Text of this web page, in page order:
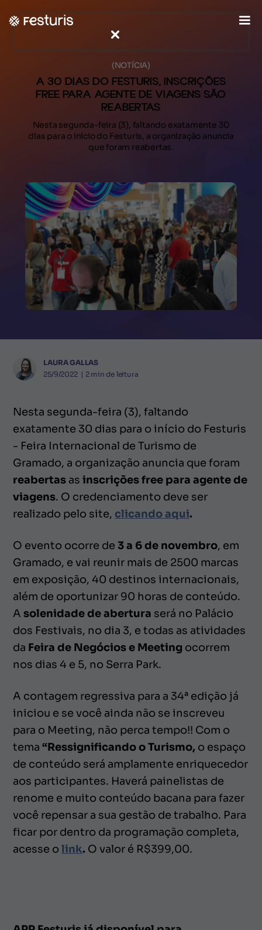
(NOTÍCIA)
A 30 DIAS DO FESTURIS, INSCRIÇÕES
FREE PARA AGENTE DE VIAGENS SÃO
REABERTAS
Nesta segunda-feira (3), faltando exatamente 30
dias para o início do Festuris, a organização anuncia
que foram reabertas.
LAURA GALLAS
25/9/2022 | 2 min de leitura
Nesta segunda-feira (3), faltando
exatamente 30 dias para o início do Festuris
- Feira Internacional de Turismo de
Gramado, a organização anuncia que foram
reabertas asinscrições free para agente de
viagens. O credenciamento deve ser
realizado pelo site, clicando aqui.
O evento ocorre de3 a 6 de novembro, em
Gramado, e vai reunir mais de 2500 marcas
em exposição, 40 destinos internacionais,
além de oportunizar 90 horas de conteúdo.
Asolenidade de abertura será no Palácio
dos Festivais, no dia 3, e todas as atividades
da Feira de Negócios e Meeting ocorrem
nos dias 4 e 5, no Serra Park.
A contagem regressiva para a 34ª edição já
iniciou e se você ainda não se inscreveu
para o Meeting, não perca tempo!! Com o
tema “Ressignificando o Turismo, o espaço
de conteúdo será amplamente enriquecedor
aos participantes. Haverá painelistas de
renome e muito conteúdo bacana para fazer
você repensar a sua gestão de trabalho. Para
ficar por dentro da programação completa,
acesse olink. O valor é R$399,00.